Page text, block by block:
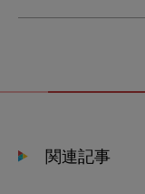
関連記事